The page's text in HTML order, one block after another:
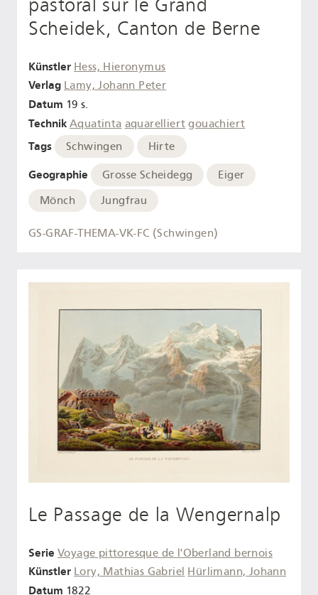
pastoral sur le Grand
Scheidek, Canton de Berne
Künstler Hess, Hieronymus
Verlag Lamy, Johann Peter
Datum 19 s.
Technik Aquatinta aquarelliert gouachiert
Tags Schwingen Hirte
Geographie Grosse Scheidegg
Eiger
Mönch
Jungfrau
GS-GRAF-THEMA-VK-FC (Schwingen)
Le Passage de la Wengernalp
Serie Voyage pittoresque de l'Oberland bernois
Künstler Lory, Mathias Gabriel Hürlimann, Johann
Datum 1822